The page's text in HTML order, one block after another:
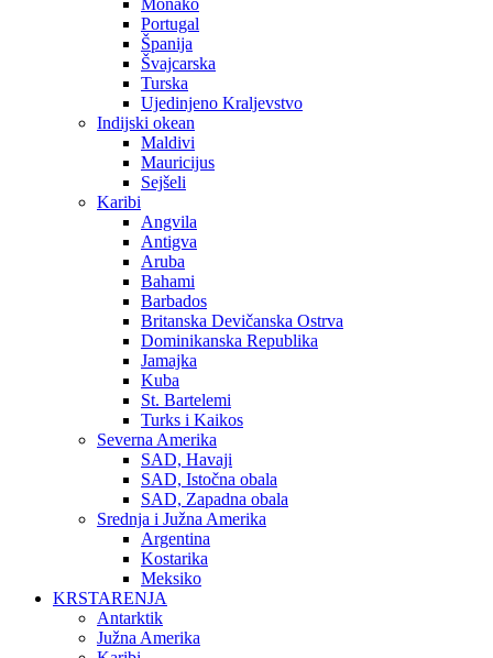
Monako
Portugal
Španija
Švajcarska
Turska
Ujedinjeno Kraljevstvo
Indijski okean
Maldivi
Mauricijus
Sejšeli
Karibi
Angvila
Antigva
Aruba
Bahami
Barbados
Britanska Devičanska Ostrva
Dominikanska Republika
Jamajka
Kuba
St. Bartelemi
Turks i Kaikos
Severna Amerika
SAD, Havaji
SAD, Istočna obala
SAD, Zapadna obala
Srednja i Južna Amerika
Argentina
Kostarika
Meksiko
KRSTARENJA
Antarktik
Južna Amerika